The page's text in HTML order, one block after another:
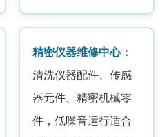
精密仪器维修中心：
清洗仪器配件、传感
器元件、精密机械零
件，低噪音运行适合